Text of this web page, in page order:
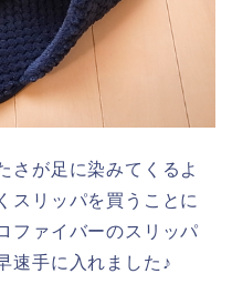
さが足に染みてくるよ
スリッパを買うことに
ファイバーのスリッパ
速手に入れました♪